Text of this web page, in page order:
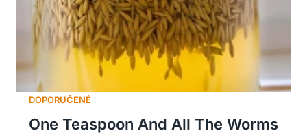
One Teaspoon And All The Worms